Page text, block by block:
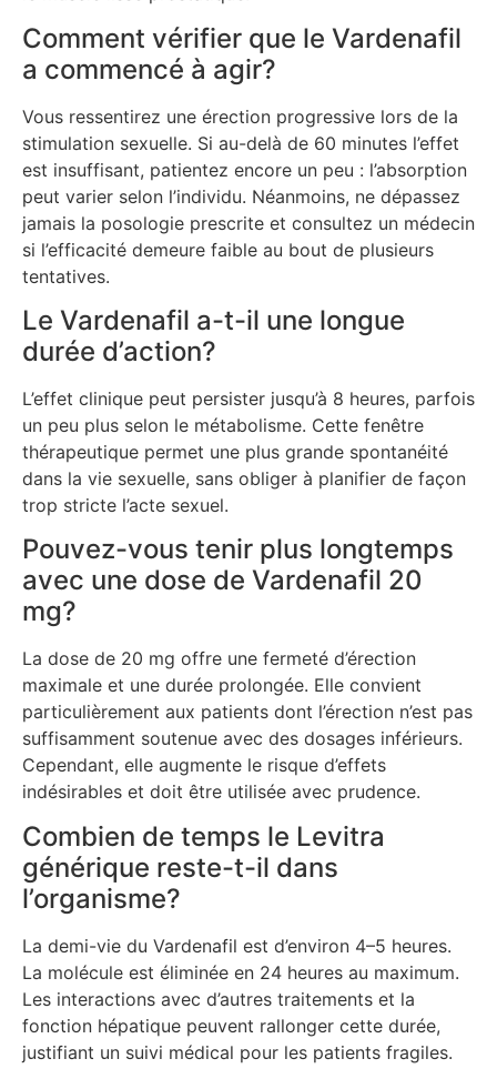
Comment vérifier que le Vardenafil
a commencé à agir?
Vous ressentirez une érection progressive lors de la
stimulation sexuelle. Si au-delà de 60 minutes l’effet
est insuffisant, patientez encore un peu : l’absorption
peut varier selon l’individu. Néanmoins, ne dépassez
jamais la posologie prescrite et consultez un médecin
si l’efficacité demeure faible au bout de plusieurs
tentatives.
Le Vardenafil a-t-il une longue
durée d’action?
L’effet clinique peut persister jusqu’à 8 heures, parfois
un peu plus selon le métabolisme. Cette fenêtre
thérapeutique permet une plus grande spontanéité
dans la vie sexuelle, sans obliger à planifier de façon
trop stricte l’acte sexuel.
Pouvez-vous tenir plus longtemps
avec une dose de Vardenafil 20
mg?
La dose de 20 mg offre une fermeté d’érection
maximale et une durée prolongée. Elle convient
particulièrement aux patients dont l’érection n’est pas
suffisamment soutenue avec des dosages inférieurs.
Cependant, elle augmente le risque d’effets
indésirables et doit être utilisée avec prudence.
Combien de temps le Levitra
générique reste-t-il dans
l’organisme?
La demi-vie du Vardenafil est d’environ 4–5 heures.
La molécule est éliminée en 24 heures au maximum.
Les interactions avec d’autres traitements et la
fonction hépatique peuvent rallonger cette durée,
justifiant un suivi médical pour les patients fragiles.